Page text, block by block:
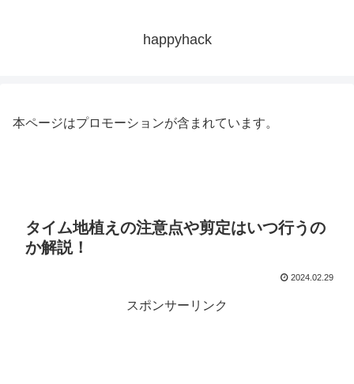
happyhack
本ページはプロモーションが含まれています。
タイム地植えの注意点や剪定はいつ行うの
か解説！
2024.02.29
スポンサーリンク